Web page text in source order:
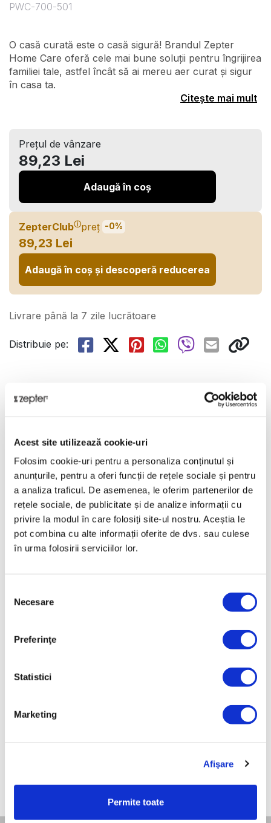
Acest site utilizează cookie-uri
Folosim cookie-uri pentru a personaliza conținutul și
anunțurile, pentru a oferi funcții de rețele sociale și pentru
a analiza traficul. De asemenea, le oferim partenerilor de
rețele sociale, de publicitate și de analize informații cu
privire la modul în care folosiți site-ul nostru. Aceștia le
pot combina cu alte informații oferite de dvs. sau culese
în urma folosirii serviciilor lor.
consimțământului
Necesare
Preferinţe
Statistici
Marketing
Afişare
Permite toate
PWC-700-501
O casă curată este o casă sigură! Brandul Zepter
Home Care oferă cele mai bune soluții pentru îngrijirea
familiei tale, astfel încât să ai mereu aer curat și sigur
în casa ta.
Citește mai mult
Prețul de vânzare
89,23 Lei
Adaugă în coș
ZepterClubⓘpreț -0%
89,23 Lei
Adaugă în coș și descoperă reducerea
Livrare până la 7 zile lucrătoare
Distribuie pe:
Prezentare generală
O casă curată este o casă sigură! Brandul Zepter
familiei tale, astfel încât să ai mereu aer curat și sigur
în casa ta.
Prezentare
FILTRU POLIESTER EVACUARE
Date tehnice
NUME PRODUS
GREUTATE BRUTĂ [KG]